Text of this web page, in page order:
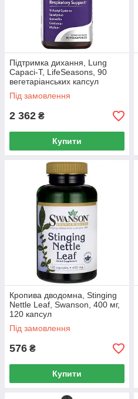
Підтримка дихання, Lung
Capaci-T, LifeSeasons, 90
вегетаріанських капсул
Під замовлення
2 362 ₴
Купити
Кропива дводомна, Stinging
Nettle Leaf, Swanson, 400 мг,
120 капсул
Під замовлення
576 ₴
Купити